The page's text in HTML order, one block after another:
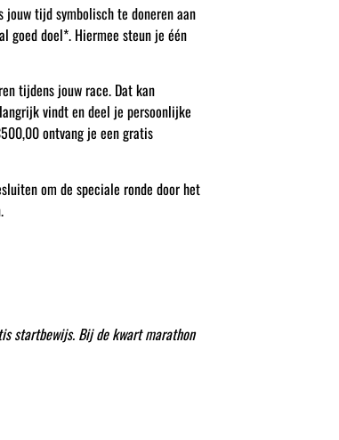
tijd symbolisch te doneren aan
goed doel*. Hiermee steun je één
tijdens jouw race. Dat kan
vindt en deel je persoonlijke
ontvang je een gratis
om de speciale ronde door het
startbewijs. Bij de kwart marathon